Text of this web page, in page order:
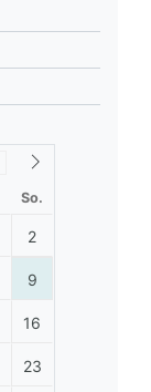
So.
2
9
16
23